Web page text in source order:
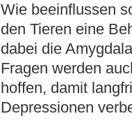
Wie beeinflussen
den Tieren eine
dabei die
Fragen werden
hoffen, damit
Depressionen